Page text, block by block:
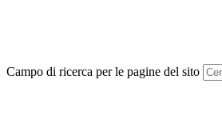
Campo di ricerca per le pagine del sito